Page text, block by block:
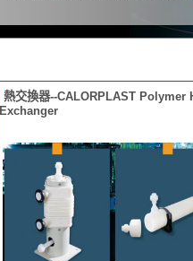
熱交換器--CALORPLAST Polymer
Exchanger